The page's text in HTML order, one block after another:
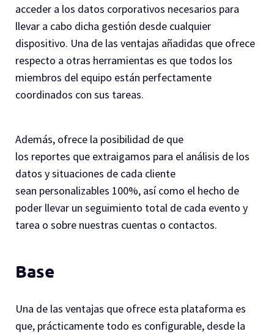
acceder a los datos corporativos necesarios para
llevar a cabo dicha gestión desde cualquier
dispositivo. Una de las ventajas añadidas que ofrece
respecto a otras herramientas es que todos los
miembros del equipo están perfectamente
coordinados con sus tareas.
Además, ofrece la posibilidad de que
los reportes que extraigamos para el análisis de los
datos y situaciones de cada cliente
sean personalizables 100%, así como el hecho de
poder llevar un seguimiento total de cada evento y
tarea o sobre nuestras cuentas o contactos.
Base
Una de las ventajas que ofrece esta plataforma es
que, prácticamente todo es configurable, desde la